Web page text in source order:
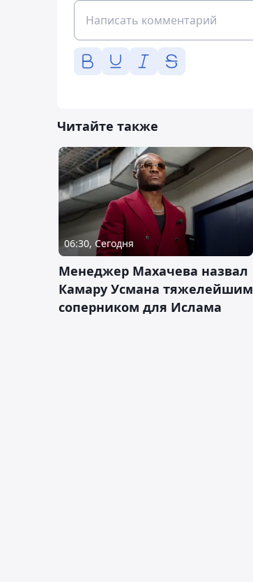
Читайте также
06:30, Сегодня
Менеджер Махачева назвал
Камару Усмана тяжелейшим
соперником для Ислама